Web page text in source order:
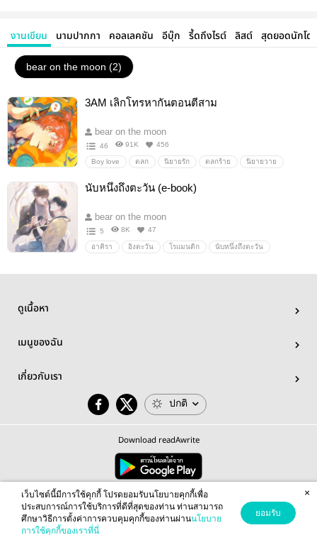
งานเขียน นามปากกา คอลเลคชัน อีบุ๊ก รี้ดถึงไรต์ ลิสต์ สุดยอดนักโด
bear on the moon (2)
3AM เลิกโทรหากันตอนตีสาม
bear on the moon
46 91K 456
Boy love ตลก นิยายรัก ตลกร้าย นิยายวาย
อ่านฟรี อ่านเถอะกูขอร้อง
นับหนึ่งถึงตะวัน (e-book)
bear on the moon
5 8K 47
อาคิรา อิงตะวัน โรแมนติก นับหนึ่งถึงตะวัน
ดูเนื้อหา
เมนูของฉัน
เกี่ยวกับเรา
ปกติ
Download readAwrite
© 2026 readAwrite.com by MEB Corporation Public Company Limited
This site is protected by reCAPTCHA and the Google Privacy Policy Terms of Serviceapply.
เว็บไซต์นี้มีการใช้คุกกี้ โปรดยอมรับนโยบายคุกกี้เพื่อ
ประสบการณ์การใช้บริการที่ดีที่สุดของท่าน ท่านสามารถ
ศึกษาวิธีการตั้งค่าการควบคุมคุกกี้ของท่านผ่านนโยบาย
การใช้คุกกี้ของเราที่นี่
ยอมรับ
×